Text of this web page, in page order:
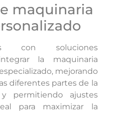
maquinaria
con soluciones
la maquinaria
mejorando
diferentes partes de la
permitiendo ajustes
para maximizar la